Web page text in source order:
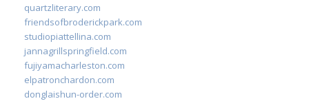
quartzliterary.com
friendsofbroderickpark.com
studiopiattellina.com
jannagrillspringfield.com
fujiyamacharleston.com
elpatronchardon.com
donglaishun-order.com